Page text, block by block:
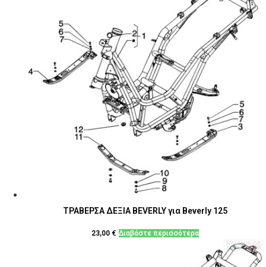
ΤΡΑΒΕΡΣΑ ΔΕΞΙΑ BEVERLY για Beverly 125
23,00 € Διαβάστε περισσότερα